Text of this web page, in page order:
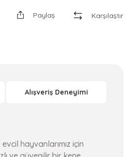
Paylaş Karşılaştır
Alışveriş Deneyimi
hayvanlarımız için